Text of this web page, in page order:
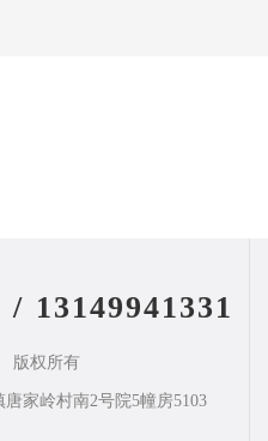
/ 13149941331
版权所有
家岭村南2号院5幢房5103